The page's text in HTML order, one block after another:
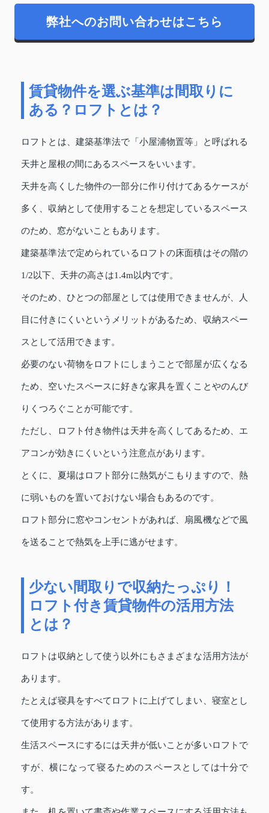
弊社へのお問い合わせはこちら
賃貸物件を選ぶ基準は間取りに
ある？ロフトとは？
ロフトとは、建築基準法で「小屋浦物置等」と呼ばれる
天井と屋根の間にあるスペースをいいます。
天井を高くした物件の一部分に作り付けてあるケースが
多く、収納として使用することを想定しているスペース
のため、窓がないこともあります。
建築基準法で定められているロフトの床面積はその階の
1/2以下、天井の高さは1.4m以内です。
そのため、ひとつの部屋としては使用できませんが、人
目に付きにくいというメリットがあるため、収納スペー
スとして活用できます。
必要のない荷物をロフトにしまうことで部屋が広くなる
ため、空いたスペースに好きな家具を置くことやのんび
りくつろぐことが可能です。
ただし、ロフト付き物件は天井を高くしてあるため、エ
アコンが効きにくいという注意点があります。
とくに、夏場はロフト部分に熱気がこもりますので、熱
に弱いものを置いておけない場合もあるのです。
ロフト部分に窓やコンセントがあれば、扇風機などで風
を送ることで熱気を上手に逃がせます。
少ない間取りで収納たっぷり！
ロフト付き賃貸物件の活用方法
とは？
ロフトは収納として使う以外にもさまざまな活用方法が
あります。
たとえば寝具をすべてロフトに上げてしまい、寝室とし
て使用する方法があります。
生活スペースにするには天井が低いことが多いロフトで
すが、横になって寝るためのスペースとしては十分で
す。